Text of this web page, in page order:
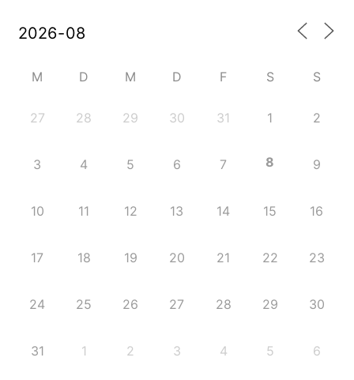
M D M D F S S
27 28 29 30 31 1 2
3 4 5 6 7 8 9
10 11 12 13 14 15 16
17 18 19 20 21 22 23
24 25 26 27 28 29 30
31 1 2 3 4 5 6